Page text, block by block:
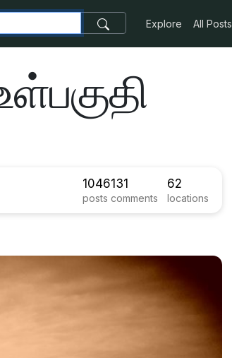
Explore All Posts
1046
posts
131
comments
62
locations